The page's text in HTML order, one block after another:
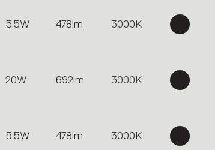
5.5W 478lm 3000K
20W 692lm 3000K
5.5W 478lm 3000K